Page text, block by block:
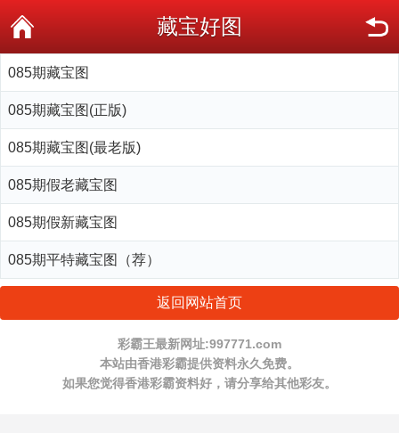
藏宝好图
085期藏宝图
085期藏宝图(正版)
085期藏宝图(最老版)
085期假老藏宝图
085期假新藏宝图
085期平特藏宝图（荐）
返回网站首页
彩霸王最新网址:997771.com
本站由香港彩霸提供资料永久免费。
如果您觉得香港彩霸资料好，请分享给其他彩友。